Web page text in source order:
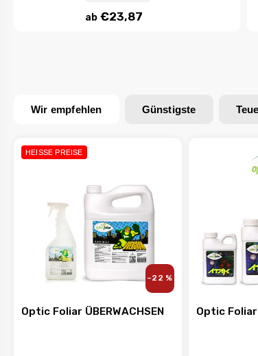
ab €23,87
Wir empfehlen Günstigste
HEISSE PREISE
–22 %
Optic Foliar ÜBERWACHSEN Optic Foliar